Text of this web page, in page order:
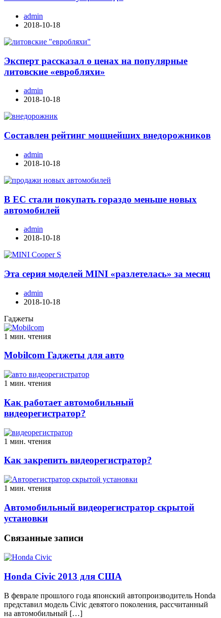
admin
2018-10-18
Эксперт рассказал о ценах на популярные
литовские «евробляхи»
admin
2018-10-18
Составлен рейтинг мощнейших внедорожников
admin
2018-10-18
В ЕС стали покупать гораздо меньше новых
автомобилей
admin
2018-10-18
Эта серия моделей MINI «разлетелась» за месяц
admin
2018-10-18
Гаджеты
1 мин. чтения
Mobilcom Гаджеты для авто
1 мин. чтения
Как работает автомобильный
видеорегистратор?
1 мин. чтения
Как закрепить видеорегистратор?
1 мин. чтения
Автомобильный видеорегистратор скрытой
установки
Связанные записи
Honda Civic 2013 для США
В феврале прошлого года японский автопроизводитель Honda
представил модель Civic девятого поколения, рассчитанный
на автомобильный […]